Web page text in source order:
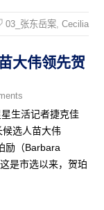
03_张东岳案, Cecilia
大伟领先贺
生活记者捷克佳
选人苗大伟
励（Barbara
是市选以来，贺珀